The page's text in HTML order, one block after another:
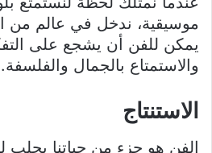
موسيقية، ندخل في عالم من
يمكن للفن أن يشجع على
والاستمتاع بالجمال والفلسفة.
الاستنتاج
الفن هو جزء من حياتنا يجلب